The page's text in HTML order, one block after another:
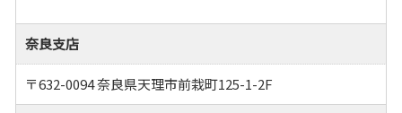
奈良支店
〒632-0094 奈良県天理市前栽町125-1-2F